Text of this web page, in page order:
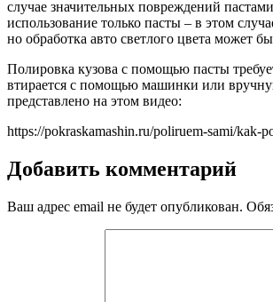
случае значительных повреждений
использование только пасты – в этом
но обработка авто светлого цвета может
Полировка кузова с помощью пасты
втирается с помощью машинки или
представлено на этом видео:
https://pokraskamashin.ru/poliruem-sami/kak-
Добавить комментарий
Ваш адрес email не будет опубликован.